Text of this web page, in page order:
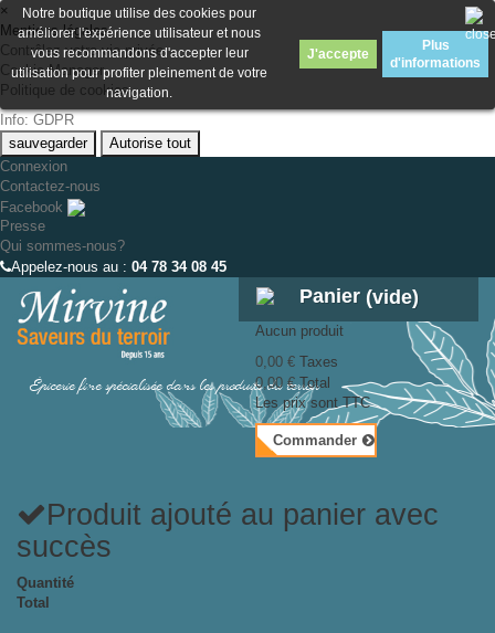
×
Mentions légales
Contrôlez votre vie privée
Cookie Manager
Politique de cookies
Info: GDPR
sauvegarder
Autorise tout
Connexion
Contactez-nous
Facebook
Presse
Qui sommes-nous?
Appelez-nous au : 04 78 34 08 45
Épicerie fine spécialisée dans les produits du terroir
Panier (vide)
Aucun produit
0,00 € Taxes
0,00 € Total
Les prix sont TTC
Commander
Produit ajouté au panier avec
succès
Quantité
Total
Notre boutique utilise des cookies pour
améliorer l'expérience utilisateur et nous
vous recommandons d'accepter leur
utilisation pour profiter pleinement de votre
navigation.
J'accepte
Plus
d'informations